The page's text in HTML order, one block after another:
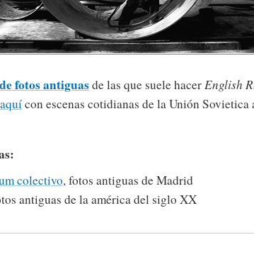
fotos antiguasde las que suele hacer English
con escenas cotidianas de la Unión Sovietica
colectivo, fotos antiguas de Madrid
antiguas de la américa del siglo XX